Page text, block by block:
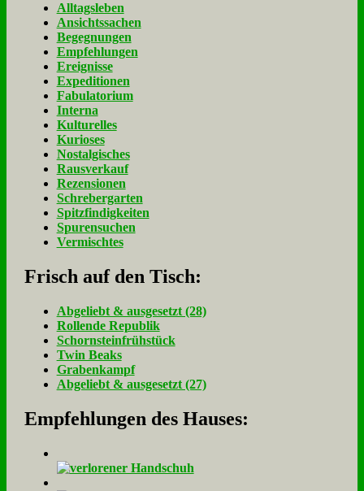
Alltagsleben
Ansichtssachen
Begegnungen
Empfehlungen
Ereignisse
Expeditionen
Fabulatorium
Interna
Kulturelles
Kurioses
Nostalgisches
Rausverkauf
Rezensionen
Schrebergarten
Spitzfindigkeiten
Spurensuchen
Vermischtes
Frisch auf den Tisch:
Ab­ge­liebt & aus­ge­setzt (28)
Rol­len­de Re­pu­blik
Schorn­stein­früh­stück
Twin Beaks
Gra­ben­kampf
Ab­ge­liebt & aus­ge­setzt (27)
Empfehlungen des Hauses: